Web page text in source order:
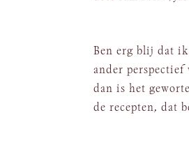
Ben erg blij dat ik
ander perspectief
dan is het
de recepten, dat